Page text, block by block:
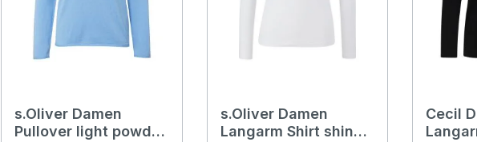
s.Oliver Damen
Pullover light powder
s.Oliver Damen
Langarm Shirt shiny
Cecil